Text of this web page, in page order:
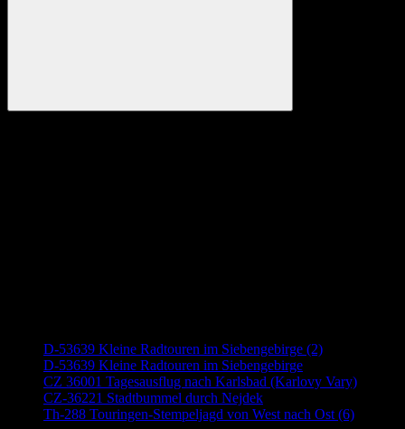
Suchen
D-53639 Kleine Radtouren im Siebengebirge (2)
D-53639 Kleine Radtouren im Siebengebirge
CZ 36001 Tagesausflug nach Karlsbad (Karlovy Vary)
CZ-36221 Stadtbummel durch Nejdek
Th-288 Touringen-Stempeljagd von West nach Ost (6)